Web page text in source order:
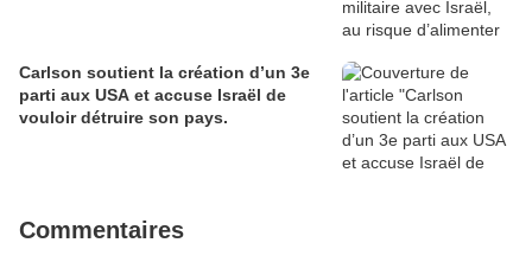
Carlson soutient la création d’un 3e
parti aux USA et accuse Israël de
vouloir détruire son pays.
Commentaires